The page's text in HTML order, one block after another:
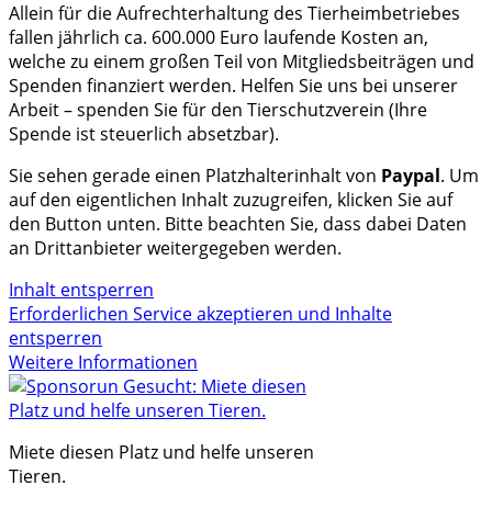
Allein für die Aufrechterhaltung des Tierheimbetriebes
fallen jährlich ca. 600.000 Euro laufende Kosten an,
welche zu einem großen Teil von Mitgliedsbeiträgen und
Spenden finanziert werden. Helfen Sie uns bei unserer
Arbeit – spenden Sie für den Tierschutzverein (Ihre
Spende ist steuerlich absetzbar).
Sie sehen gerade einen Platzhalterinhalt von Paypal. Um
auf den eigentlichen Inhalt zuzugreifen, klicken Sie auf
den Button unten. Bitte beachten Sie, dass dabei Daten
an Drittanbieter weitergegeben werden.
Inhalt entsperren
Erforderlichen Service akzeptieren und Inhalte
entsperren
Weitere Informationen
Miete diesen Platz und helfe unseren
Tieren.